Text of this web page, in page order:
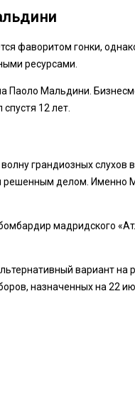
фаворитом гонки,
ресурсами.
Паоло Мальдини.
12 лет.
грандиозных
решенным делом.
мадридского
вариант
назначенных на 22